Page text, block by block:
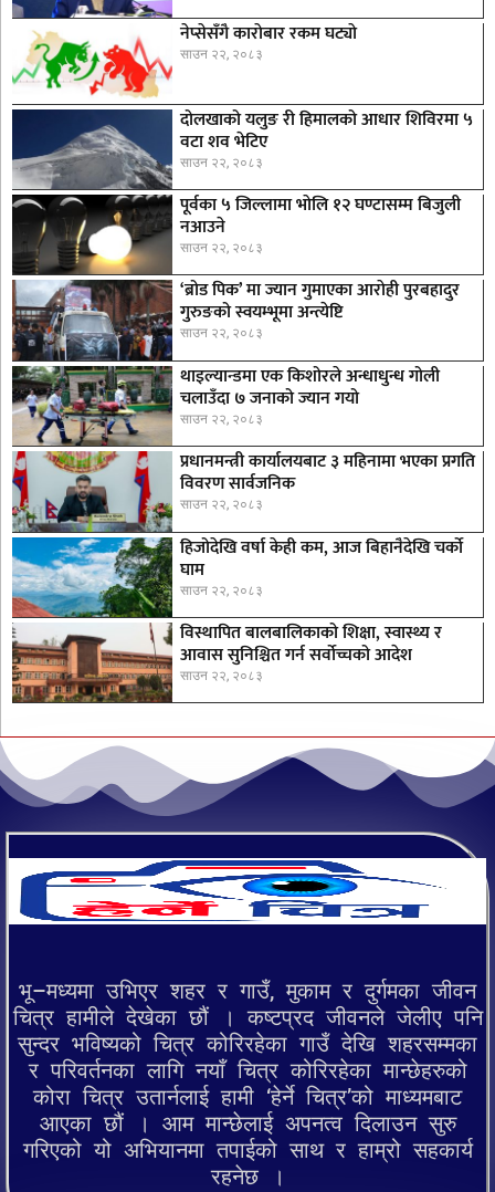
नेप्सेसँगै काराेबार रकम घट्याे
साउन २२, २०८३
दोलखाको यलुङ री हिमालको आधार शिविरमा ५
वटा शव भेटिए
साउन २२, २०८३
पूर्वका ५ जिल्लामा भाेलि १२ घण्टासम्म बिजुली
नआउने
साउन २२, २०८३
‘ब्रोड पिक’ मा ज्यान गुमाएका आराेही पुरबहादुर
गुरुङको स्वयम्भूमा अन्त्येष्टि
साउन २२, २०८३
थाइल्यान्डमा एक किशोरले अन्धाधुन्ध गोली
चलाउँदा ७ जनाको ज्यान गयो
साउन २२, २०८३
प्रधानमन्त्री कार्यालयबाट ३ महिनामा भएका प्रगति
विवरण सार्वजनिक
साउन २२, २०८३
हिजोदेखि वर्षा केही कम, आज बिहानैदेखि चर्को
घाम
साउन २२, २०८३
विस्थापित बालबालिकाको शिक्षा, स्वास्थ्य र
आवास सुनिश्चित गर्न सर्वोच्चको आदेश
साउन २२, २०८३
भू–मध्यमा उभिएर शहर र गाउँ, मुकाम र दुर्गमका जीवन
चित्र हामीले देखेका छौं । कष्टप्रद जीवनले जेलीए पनि
सुन्दर भविष्यको चित्र कोरिरहेका गाउँ देखि शहरसम्मका
र परिवर्तनका लागि नयाँ चित्र कोरिरहेका मान्छेहरुको
कोरा चित्र उतार्नलाई हामी ‘हेर्ने चित्र’को माध्यमबाट
आएका छौं । आम मान्छेलाई अपनत्व दिलाउन सुरु
गरिएको यो अभियानमा तपाईको साथ र हाम्रो सहकार्य
रहनेछ ।